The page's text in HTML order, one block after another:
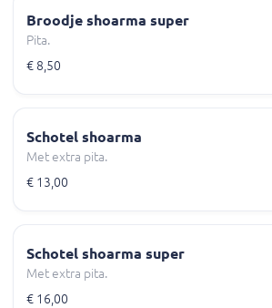
Broodje shoarma super
Pita.
€ 8,50
Schotel shoarma
Met extra pita.
€ 13,00
Schotel shoarma super
Met extra pita.
€ 16,00